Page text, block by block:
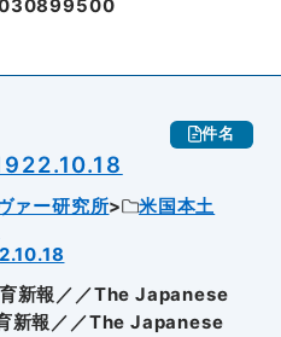
件名
ァー研究所
米国本土
新報／／The Japanese
新報／／The Japanese